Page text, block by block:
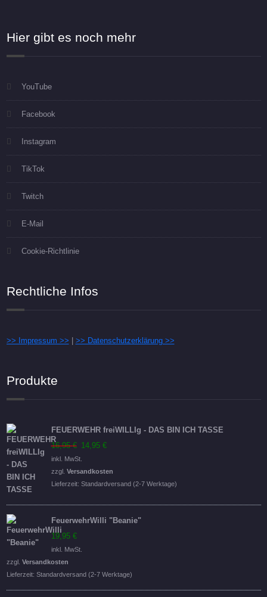
Hier gibt es noch mehr
YouTube
Facebook
Instagram
TikTok
Twitch
E-Mail
Cookie-Richtlinie
Rechtliche Infos
>> Impressum >> >> Datenschutzerklärung >>
Produkte
FEUERWEHR freiWILLIg - DAS BIN ICH TASSE
16,95€ Ursprünglicher
Preis
war:
16,95 €
14,95 €
ist:
14,95 €.
inkl. MwSt.
zzgl. Versandkosten
Lieferzeit: Standardversand (2-7 Werktage)
FeuerwehrWilli "Beanie"
19,95 €
inkl. MwSt.
zzgl. Versandkosten
Lieferzeit: Standardversand (2-7 Werktage)